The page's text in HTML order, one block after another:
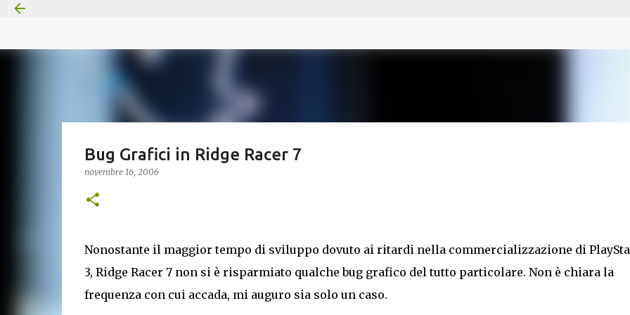
Bug Grafici in Ridge Racer 7
novembre 16, 2006
Nonostante il maggior tempo di sviluppo dovuto ai ritardi nella commercializzazione di
3, Ridge Racer 7 non si è risparmiato qualche bug grafico del tutto particolare. Non è chiara la
frequenza con cui accada, mi auguro sia solo un caso.